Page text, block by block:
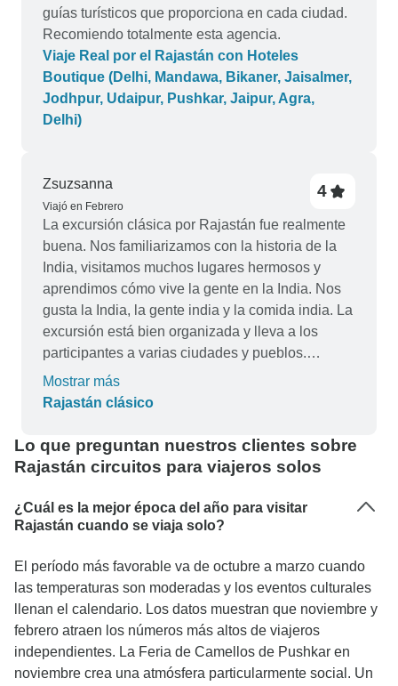
guías turísticos que proporciona en cada ciudad.
Recomiendo totalmente esta agencia.
Viaje Real por el Rajastán con Hoteles
Boutique (Delhi, Mandawa, Bikaner, Jaisalmer,
Jodhpur, Udaipur, Pushkar, Jaipur, Agra,
Delhi)
Zsuzsanna
Viajó en Febrero
4
La excursión clásica por Rajastán fue realmente
buena. Nos familiarizamos con la historia de la
India, visitamos muchos lugares hermosos y
aprendimos cómo vive la gente en la India. Nos
gusta la India, la gente india y la comida india. La
excursión está bien organizada y lleva a los
participantes a varias ciudades y pueblos.
Nuestros favoritos fueron Bundi y Udaipur. Visitar
palacios patrimoniales y alojarse en ellos es una
Mostrar más
Rajastán clásico
Lo que preguntan nuestros clientes sobre
Rajastán circuitos para viajeros solos
¿Cuál es la mejor época del año para visitar
Rajastán cuando se viaja solo?
El período más favorable va de octubre a marzo cuando
las temperaturas son moderadas y los eventos culturales
llenan el calendario. Los datos muestran que noviembre y
febrero atraen los números más altos de viajeros
independientes. La Feria de Camellos de Pushkar en
noviembre crea una atmósfera particularmente social. Un